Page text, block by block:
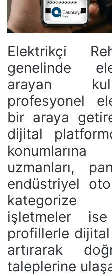
Elektrikçi
genelinde
arayan
profesyonel
bir araya
dijital
uzmanları,
endüstriyel
kategorize
işletmeler
profillerle
artırarak
taleplerine